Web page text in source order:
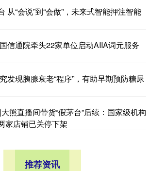
从“会说”到“会做”，未来式智能押注智能
信通院牵头22家单位启动AIIA词元服务
发现胰腺衰老“程序”，有助早期预防糖尿
熊直播间带货“假茅台”后续：国家级机构
家店铺已关停下架
推荐资讯